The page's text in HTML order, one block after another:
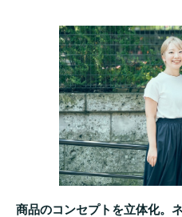
商品のコンセプトを立体化。